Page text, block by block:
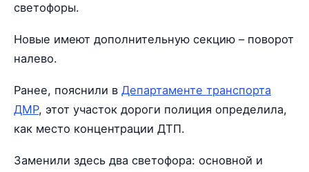
светофоры.
Новые имеют дополнительную секцию – поворот
налево.
Ранее, пояснили в Департаменте транспорта
ДМР, этот участок дороги полиция определила,
как место концентрации ДТП.
Заменили здесь два светофора: основной и